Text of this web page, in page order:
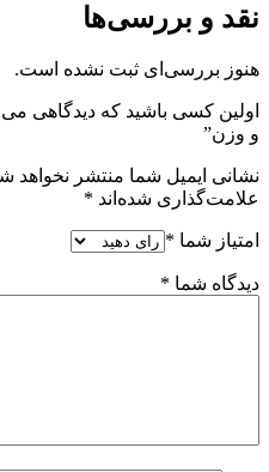
نقد و بررسی‌ها
هنوز بررسی‌ای ثبت نشده است.
اولین کسی باشید که دیدگاهی می
و وزن”
نشانی ایمیل شما منتشر نخواهد
علامت‌گذاری شده‌اند *
امتیاز شما *
دیدگاه شما *